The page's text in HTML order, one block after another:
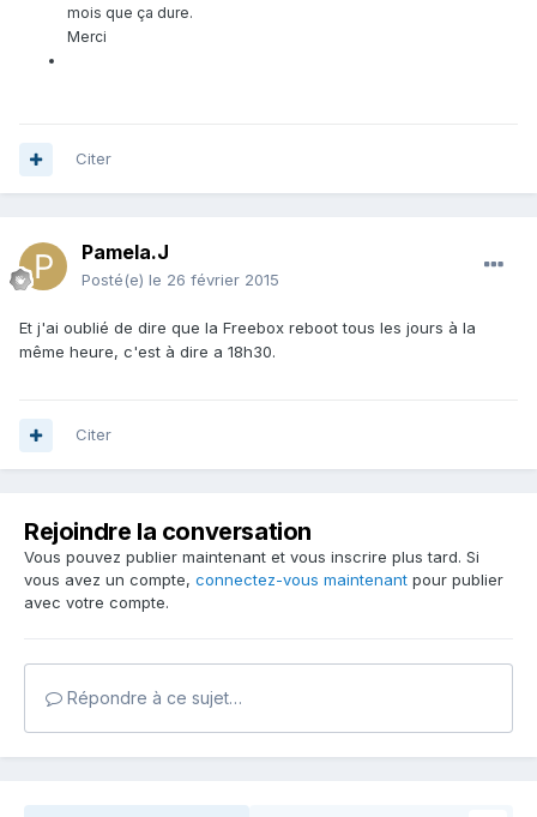
mois que ça dure.
Merci
Citer
Pamela.J
Posté(e) le 26 février 2015
Et j'ai oublié de dire que la Freebox reboot tous les jours à la
même heure, c'est à dire a 18h30.
Citer
Rejoindre la conversation
Vous pouvez publier maintenant et vous inscrire plus tard. Si
vous avez un compte, connectez-vous maintenant pour publier
avec votre compte.
Répondre à ce sujet…